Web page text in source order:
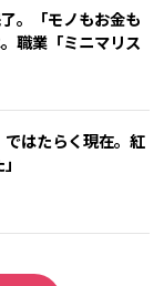
。「モノもお金も
職業「ミニマリス
ではたらく現在。紅